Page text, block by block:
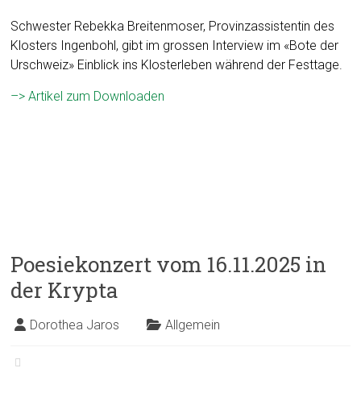
Schwester Rebekka Breitenmoser, Provinzassistentin des
Klosters Ingenbohl, gibt im grossen Interview im «Bote der
Urschweiz» Einblick ins Klosterleben während der Festtage.
–> Artikel zum Downloaden
Poesiekonzert vom 16.11.2025 in
der Krypta
Dorothea Jaros Allgemein